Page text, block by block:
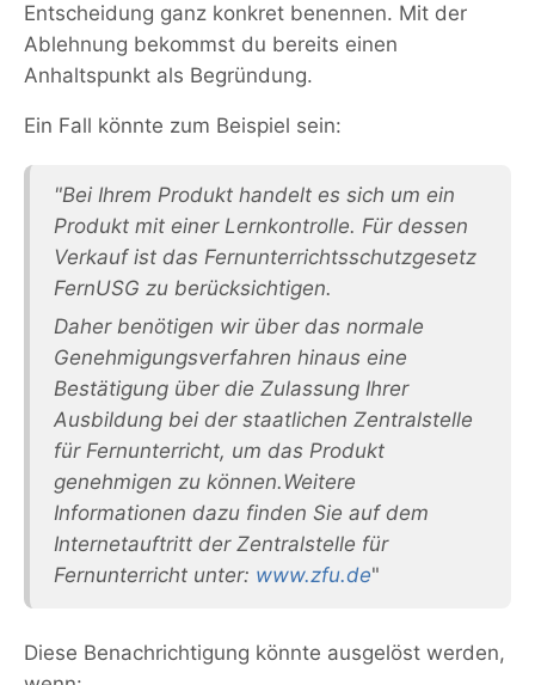
Entscheidung ganz konkret benennen. Mit der
Ablehnung bekommst du bereits einen
Anhaltspunkt als Begründung.
Ein Fall könnte zum Beispiel sein:
"Bei Ihrem Produkt handelt es sich um ein
Produkt mit einer Lernkontrolle. Für dessen
Verkauf ist das Fernunterrichtsschutzgesetz
FernUSG zu berücksichtigen.
Daher benötigen wir über das normale
Genehmigungsverfahren hinaus eine
Bestätigung über die Zulassung Ihrer
Ausbildung bei der staatlichen Zentralstelle
für Fernunterricht, um das Produkt
genehmigen zu können.Weitere
Informationen dazu finden Sie auf dem
Internetauftritt der Zentralstelle für
Fernunterricht unter: www.zfu.de"
Diese Benachrichtigung könnte ausgelöst werden,